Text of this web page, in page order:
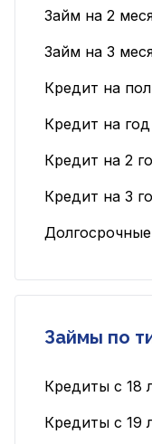
Займ на 2
Займ на 3
Кредит на
Кредит на год
Кредит на 2
Кредит на 3
Займы по
Кредиты с 18
Кредиты с 19